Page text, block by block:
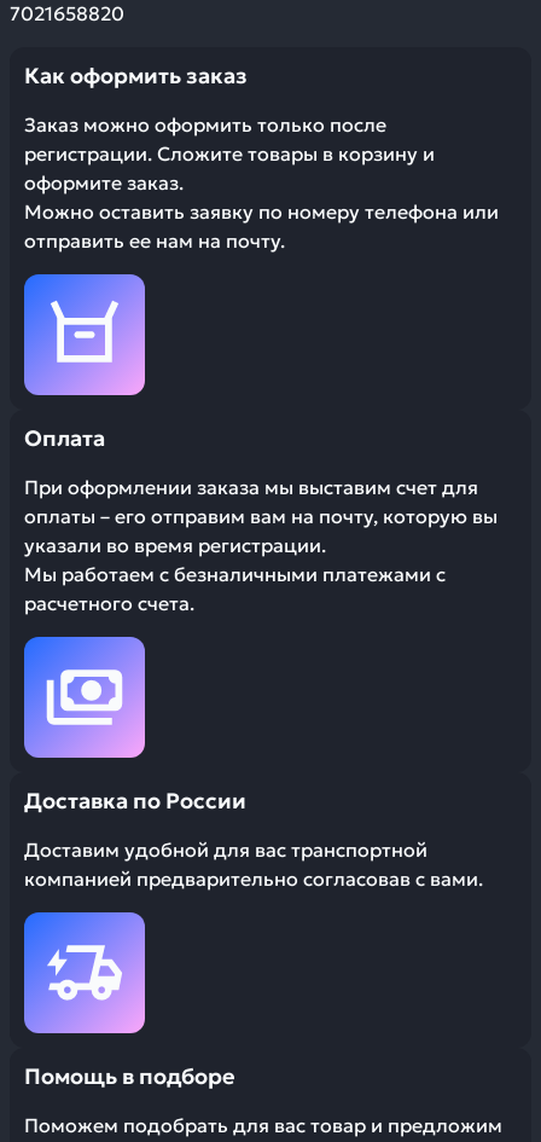
7021658820
Как оформить заказ
Заказ можно оформить только после
регистрации. Сложите товары в корзину и
оформите заказ.
Можно оставить заявку по номеру телефона или
отправить ее нам на почту.
Оплата
При оформлении заказа мы выставим счет для
оплаты – его отправим вам на почту, которую вы
указали во время регистрации.
Мы работаем с безналичными платежами с
расчетного счета.
Доставка по России
Доставим удобной для вас транспортной
компанией предварительно согласовав с вами.
Помощь в подборе
Поможем подобрать для вас товар и предложим